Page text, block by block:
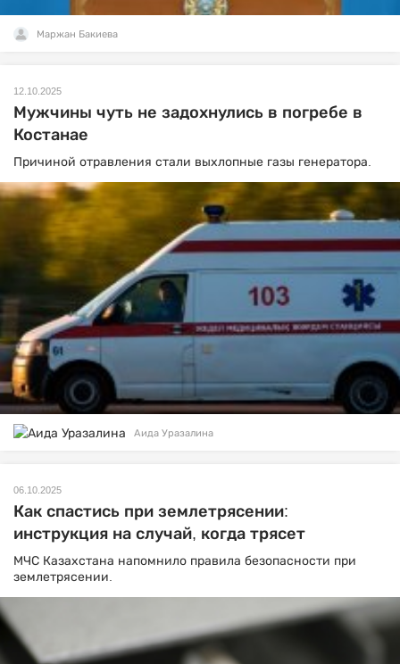
Маржан Бакиева
12.10.2025
Мужчины чуть не задохнулись в погребе в
Костанае
Причиной отравления стали выхлопные газы генератора.
Аида Уразалина
06.10.2025
Как спастись при землетрясении:
инструкция на случай, когда трясет
МЧС Казахстана напомнило правила безопасности при
землетрясении.